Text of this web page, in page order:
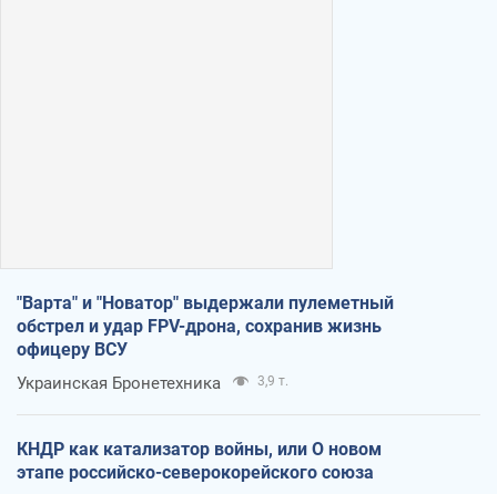
"Варта" и "Новатор" выдержали пулеметный
обстрел и удар FPV-дрона, сохранив жизнь
офицеру ВСУ
Украинская Бронетехника 3,9 т.
КНДР как катализатор войны, или О новом
этапе российско-северокорейского союза